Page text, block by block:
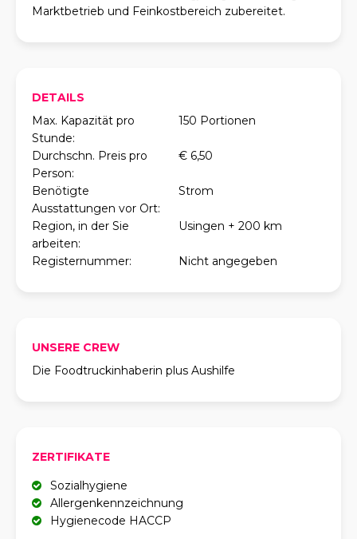
Marktbetrieb und Feinkostbereich zubereitet.
DETAILS
Max. Kapazität pro
Stunde:
150 Portionen
Durchschn. Preis pro
Person:
€ 6,50
Benötigte
Ausstattungen vor Ort:
Strom
Region, in der Sie
arbeiten:
Usingen + 200 km
Registernummer: Nicht angegeben
UNSERE CREW
Die Foodtruckinhaberin plus Aushilfe
ZERTIFIKATE
Sozialhygiene
Allergenkennzeichnung
Hygienecode HACCP